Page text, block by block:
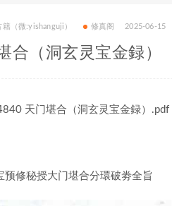
籍（微:yishanguji） 修真阁 2025-06-15
合（洞玄灵宝金録）
天门堪合（洞玄灵宝金録）.pdf
预修秘授大门堪合分環破劵全旨